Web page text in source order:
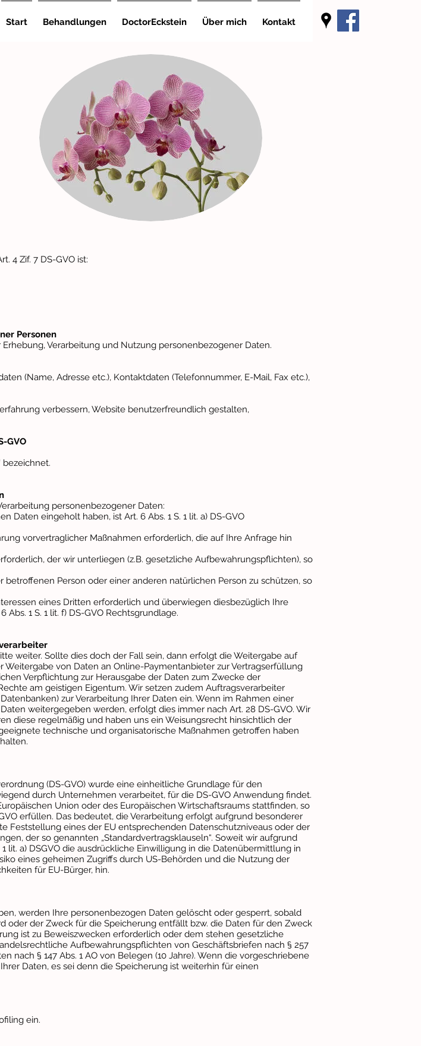
Start Behandlungen DoctorEckstein Über mich Kontakt
4 Zif. 7 DS-GVO ist:
Personen
Verarbeitung und Nutzung personenbezogener Daten.
(Name, Adresse etc.), Kontaktdaten (Telefonnummer, E-Mail, Fax etc.),
verbessern, Website benutzerfreundlich gestalten,
GVO
bezeichnet.
personenbezogener Daten:
eingeholt haben, ist Art. 6 Abs. 1 S. 1 lit. a) DS-GVO
vorvertraglicher Maßnahmen erforderlich, die auf Ihre Anfrage hin
der wir unterliegen (z.B. gesetzliche Aufbewahrungspflichten), so
Person oder einer anderen natürlichen Person zu schützen, so
eines Dritten erforderlich und überwiegen diesbezüglich Ihre
1 S. 1 lit. f) DS-GVO Rechtsgrundlage.
weiter. Sollte dies doch der Fall sein, dann erfolgt die Weitergabe auf
von Daten an Online-Paymentanbieter zur Vertragserfüllung
Verpflichtung zur Herausgabe der Daten zum Zwecke der
am geistigen Eigentum. Wir setzen zudem Auftragsverarbeiter
zur Verarbeitung Ihrer Daten ein. Wenn im Rahmen einer
weitergegeben werden, erfolgt dies immer nach Art. 28 DS-GVO. Wir
diese regelmäßig und haben uns ein Weisungsrecht hinsichtlich der
technische und organisatorische Maßnahmen getroffen haben
(DS-GVO) wurde eine einheitliche Grundlage für den
durch Unternehmen verarbeitet, für die DS-GVO Anwendung findet.
Union oder des Europäischen Wirtschaftsraums stattfinden, so
erfüllen. Das bedeutet, die Verarbeitung erfolgt aufgrund besonderer
Feststellung eines der EU entsprechenden Datenschutzniveaus oder der
der so genannten „Standardvertragsklauseln“. Soweit wir aufgrund
lit. a) DSGVO die ausdrückliche Einwilligung in die Datenübermittlung in
eines geheimen Zugriffs durch US-Behörden und die Nutzung der
für EU-Bürger, hin.
werden Ihre personenbezogen Daten gelöscht oder gesperrt, sobald
oder der Zweck für die Speicherung entfällt bzw. die Daten für den Zweck
ist zu Beweiszwecken erforderlich oder dem stehen gesetzliche
Aufbewahrungspflichten von Geschäftsbriefen nach § 257
nach § 147 Abs. 1 AO von Belegen (10 Jahre). Wenn die vorgeschriebene
Daten, es sei denn die Speicherung ist weiterhin für einen
ein.